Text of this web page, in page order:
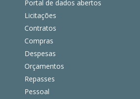
Portal de dados abertos
Licitações
Contratos
Compras
Despesas
Orçamentos
Repasses
Pessoal